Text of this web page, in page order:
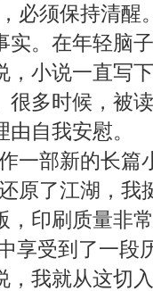
必须保持清醒
实。在年轻脑
，小说一直写
很多时候，被
自我安慰。
一部新的长篇
原了江湖，我
印刷质量非
享受到了一
，我就从这切